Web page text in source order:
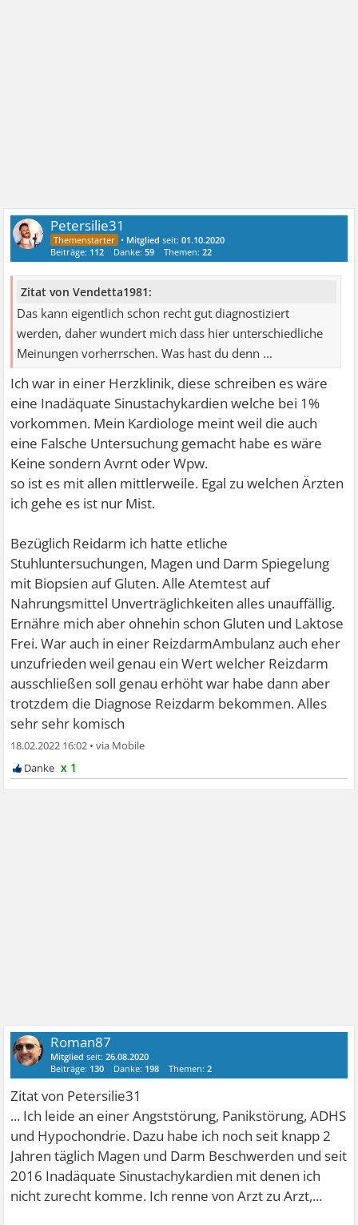
Petersilie31
• Mitglied seit:01.10.2020
Beiträge: 112 Danke:59 Themen:22
Zitat von Vendetta1981:
Das kann eigentlich schon recht gut diagnostiziert
werden, daher wundert mich dass hier unterschiedliche
Meinungen vorherrschen. Was hast du denn ...
Ich war in einer Herzklinik, diese schreiben es wäre
eine Inadäquate Sinustachykardien welche bei 1%
vorkommen. Mein Kardiologe meint weil die auch
eine Falsche Untersuchung gemacht habe es wäre
Keine sondern Avrnt oder Wpw.
so ist es mit allen mittlerweile. Egal zu welchen Ärzten
ich gehe es ist nur Mist.
Bezüglich Reidarm ich hatte etliche
Stuhluntersuchungen, Magen und Darm Spiegelung
mit Biopsien auf Gluten. Alle Atemtest auf
Nahrungsmittel Unverträglichkeiten alles unauffällig.
Ernähre mich aber ohnehin schon Gluten und Laktose
Frei. War auch in einer ReizdarmAmbulanz auch eher
unzufrieden weil genau ein Wert welcher Reizdarm
ausschließen soll genau erhöht war habe dann aber
trotzdem die Diagnose Reizdarm bekommen. Alles
sehr sehr komisch
18.02.2022 16:02 •
x 1
Roman87
Mitglied seit:26.08.2020
Beiträge: 130 Danke: 198 Themen:2
Zitat von Petersilie31
... Ich leide an einer Angststörung, Panikstörung, ADHS
und Hypochondrie. Dazu habe ich noch seit knapp 2
Jahren täglich Magen und Darm Beschwerden und seit
2016 Inadäquate Sinustachykardien mit denen ich
nicht zurecht komme. Ich renne von Arzt zu Arzt,...